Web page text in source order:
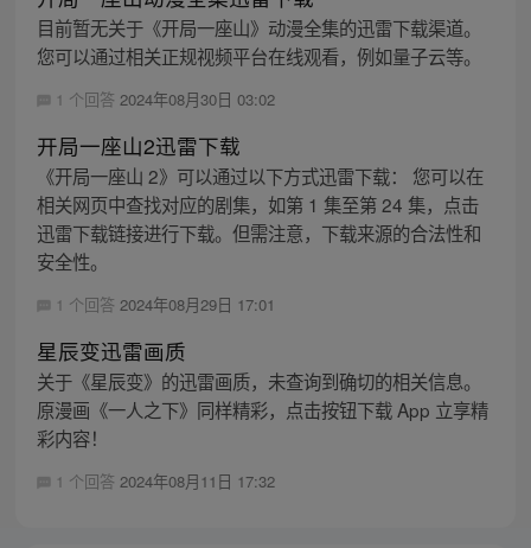
目前暂无关于《开局一座山》动漫全集的迅雷下载渠道。
您可以通过相关正规视频平台在线观看，例如量子云等。
1 个回答 2024年08月30日 03:02
开局一座山2迅雷下载
《开局一座山 2》可以通过以下方式迅雷下载： 您可以在
相关网页中查找对应的剧集，如第 1 集至第 24 集，点击
迅雷下载链接进行下载。但需注意，下载来源的合法性和
安全性。
1 个回答 2024年08月29日 17:01
星辰变迅雷画质
关于《星辰变》的迅雷画质，未查询到确切的相关信息。
原漫画《一人之下》同样精彩，点击按钮下载 App 立享精
彩内容！
1 个回答 2024年08月11日 17:32